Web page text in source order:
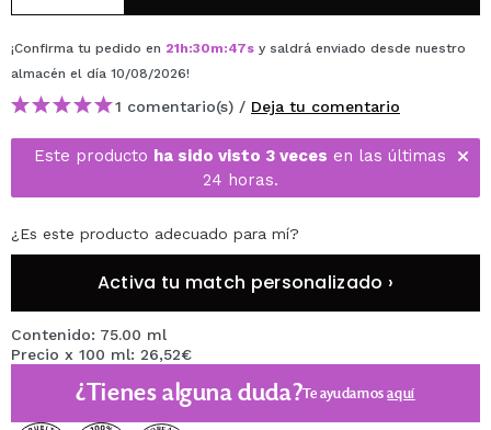
¡Confirma tu pedido en 21h:30m:47s y saldrá enviado desde nuestro
almacén el día 10/08/2026!
1 comentario(s) / Deja tu comentario
Este producto ha sido visto 3 veces en las últimas
24 horas.
¿Es este producto adecuado para mí?
Activa tu match personalizado ›
Contenido: 75.00 ml
Precio x 100 ml: 26,52€
¿Tienes alguna duda?Te ayudamosaquí